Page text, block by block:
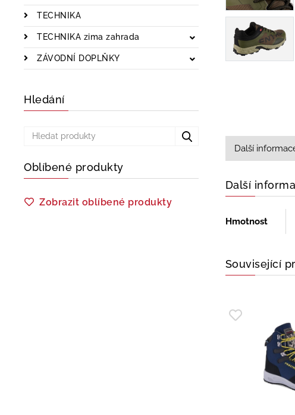
TECHNIKA
TECHNIKA zima zahrada
ZÁVODNÍ DOPLŇKY
Hledání
Oblíbené produkty
Zobrazit oblíbené produkty
Další
Další
Hmotnost
Související